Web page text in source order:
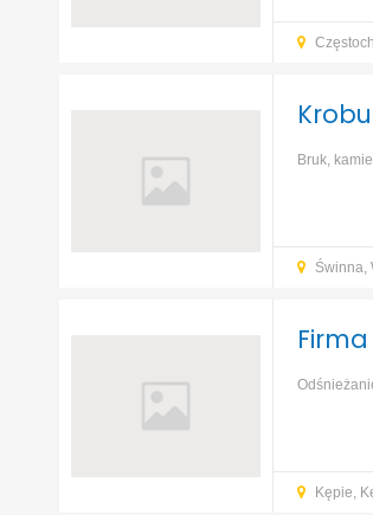
Bruk,
Świnna,
Kępie,